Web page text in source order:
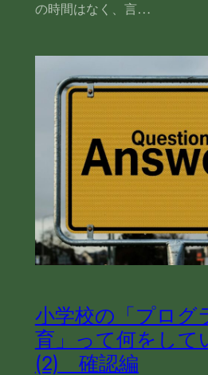
の時間はなく、言…
小学校の「プログ
育」って何をして
(2) 確認編